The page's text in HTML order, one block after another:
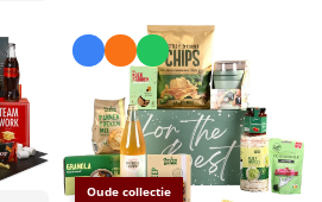
Oude collectie